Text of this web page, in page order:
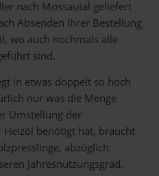
nach Mossautal geliefert
Absenden Ihrer Bestellung
wo auch nochmals alle
sind.
in etwas doppelt so hoch
nur was die Menge
Umstellung der
Heizöl benötigt hat, braucht
abzüglich
Jahresnutzungsgrad.